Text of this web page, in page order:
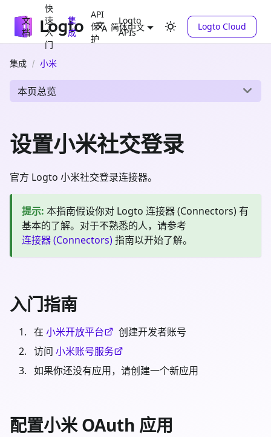
文
档
快
速
入
门
集
成
API
保
护
Logto
APIs
简体中文 Logto Cloud
集成 小米
本页总览
设置小米社交登录
官方 Logto 小米社交登录连接器。
提示: 本指南假设你对 Logto 连接器 (Connectors) 有
基本的了解。对于不熟悉的人，请参考
连接器 (Connectors)指南以开始了解。
入门指南
在 小米开放平台
创建开发者账号
访问 小米账号服务
如果你还没有应用，请创建一个新应用
配置小米 OAuth 应用